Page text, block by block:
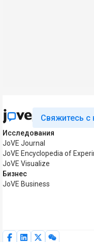
Свяжитесь с
Исследования
JoVE Journal
JoVE Encyclopedia of
JoVE Visualize
Бизнес
JoVE Business